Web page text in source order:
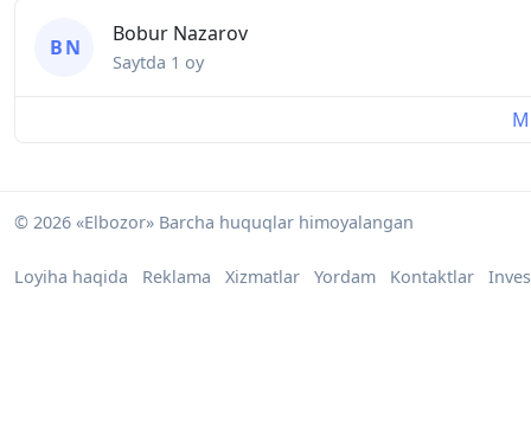
B N
Bobur Nazarov
Saytda 1 oy
© 2026 «Elbozor» Barcha huquqlar himoyalangan
Loyiha haqida Reklama Xizmatlar Yordam Kontaktlar